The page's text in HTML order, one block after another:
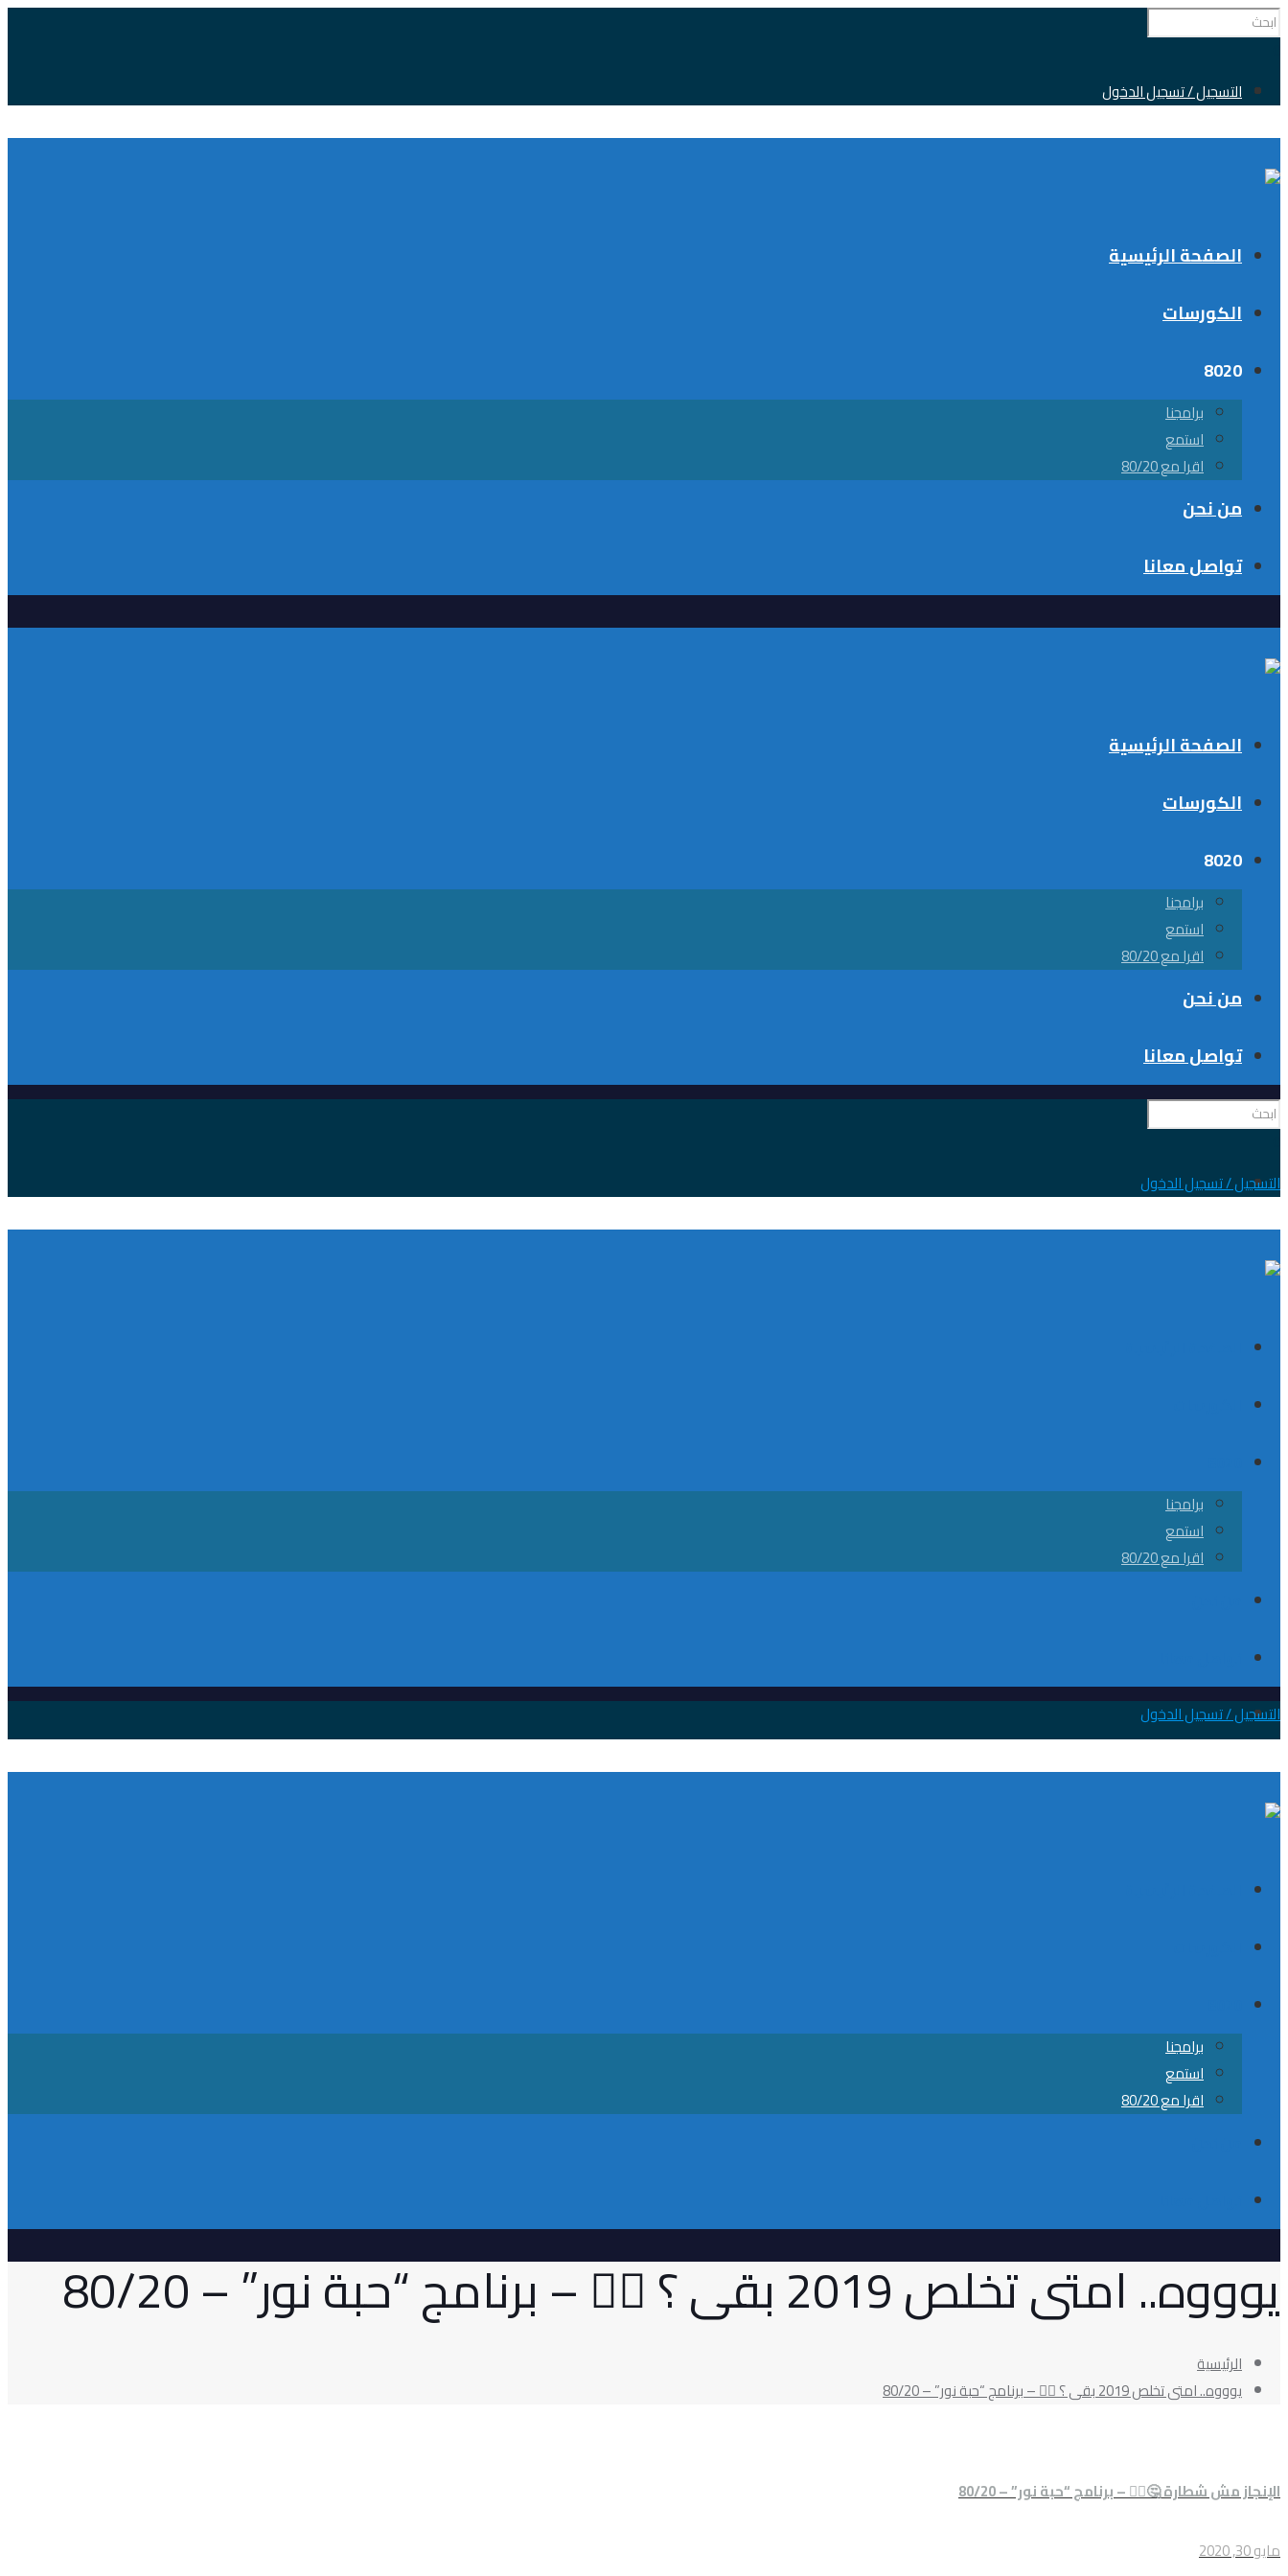
التسجيل / تسجيل الدخول
الصفحة الرئيسية
الكورسات
8020
برامجنا
استمع
اقرا مع 80/20
من نحن
تواصل معانا
الصفحة الرئيسية
الكورسات
8020
برامجنا
استمع
اقرا مع 80/20
من نحن
تواصل معانا
التسجيل / تسجيل الدخول
برامجنا
استمع
اقرا مع 80/20
التسجيل / تسجيل الدخول
برامجنا
استمع
اقرا مع 80/20
يوووه.. امتى تخلص 2019 بقى ؟ 🤷‍♂️ – برنامج “حبة نور” – 80/20
الرئيسية
يوووه.. امتى تخلص 2019 بقى ؟ 🤷‍♂️ – برنامج “حبة نور” – 80/20
الإنجاز مش شطارة 🤔🤦‍♂️ – برنامج “حبة نور” – 80/20
مايو 30, 2020